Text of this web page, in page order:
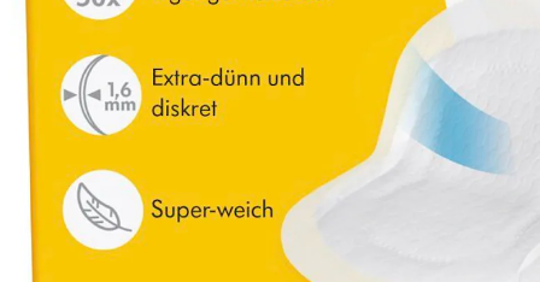
Einen Moment bitte...
Produktbeschreibung
Hinweise, Siegel & Hersteller